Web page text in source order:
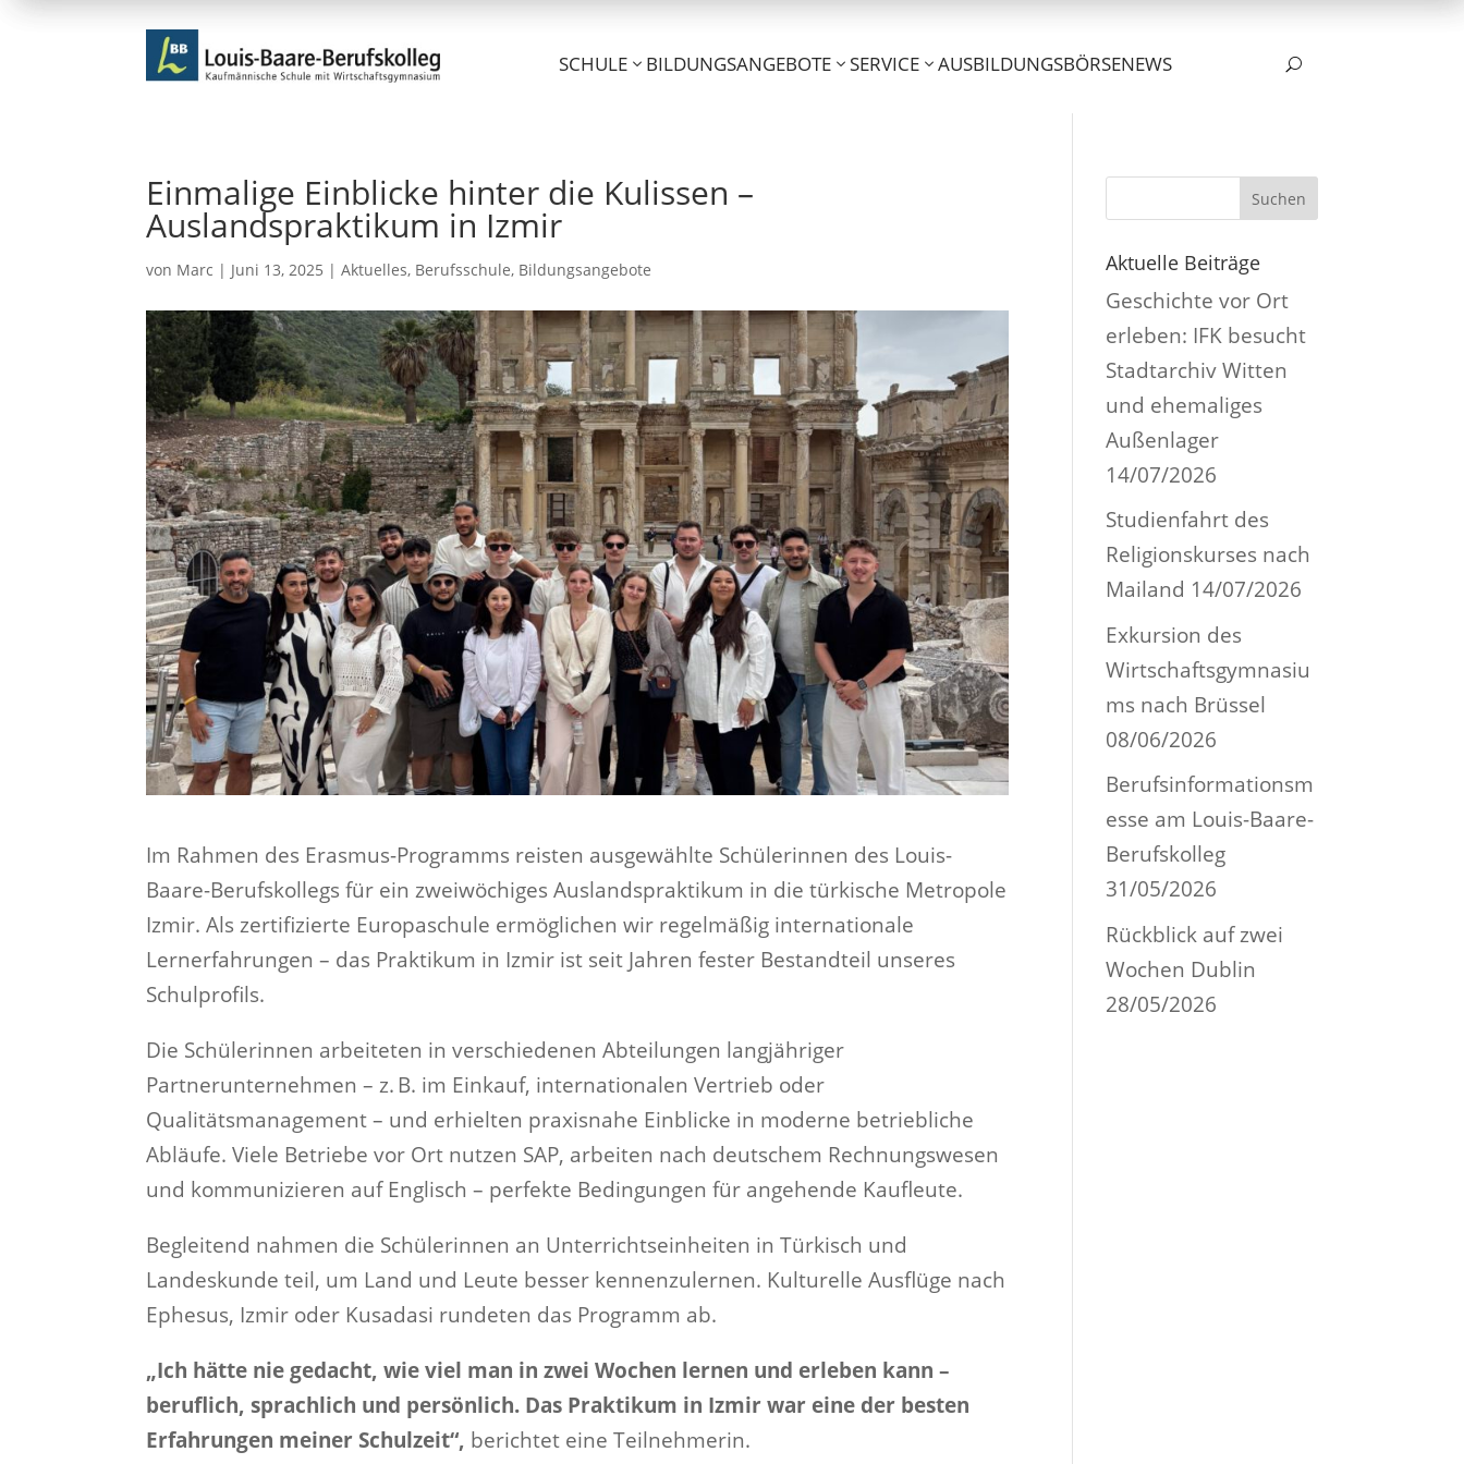
SCHULE BILDUNGSANGEBOTE SERVICE AUSBILDUNGSBÖRSENEWS U
Einmalige Einblicke hinter die Kulissen –
Auslandspraktikum in Izmir
von Marc | Juni 13, 2025 |Aktuelles, Berufsschule, Bildungsangebote
Im Rahmen des Erasmus-Programms reisten ausgewählte Schülerinnen des Louis-
Baare-Berufskollegs für ein zweiwöchiges Auslandspraktikum in die türkische Metropole
Izmir. Als zertifizierte Europaschule ermöglichen wir regelmäßig internationale
Lernerfahrungen – das Praktikum in Izmir ist seit Jahren fester Bestandteil unseres
Schulprofils.
Die Schülerinnen arbeiteten in verschiedenen Abteilungen langjähriger
Partnerunternehmen – z. B. im Einkauf, internationalen Vertrieb oder
Qualitätsmanagement – und erhielten praxisnahe Einblicke in moderne betriebliche
Abläufe. Viele Betriebe vor Ort nutzen SAP, arbeiten nach deutschem Rechnungswesen
und kommunizieren auf Englisch – perfekte Bedingungen für angehende Kaufleute.
Begleitend nahmen die Schülerinnen an Unterrichtseinheiten in Türkisch und
Landeskunde teil, um Land und Leute besser kennenzulernen. Kulturelle Ausflüge nach
Ephesus, Izmir oder Kusadasi rundeten das Programm ab.
„Ich hätte nie gedacht, wie viel man in zwei Wochen lernen und erleben kann –
beruflich, sprachlich und persönlich. Das Praktikum in Izmir war eine der besten
Erfahrungen meiner Schulzeit“, berichtet eine Teilnehmerin.
Suchen
Aktuelle Beiträge
Geschichte vor Ort
erleben: IFK besucht
Stadtarchiv Witten
und ehemaliges
Außenlager
14/07/2026
Studienfahrt des
Religionskurses nach
Mailand 14/07/2026
Exkursion des
Wirtschaftsgymnasiu
ms nach Brüssel
08/06/2026
Berufsinformationsm
esse am Louis-Baare-
Berufskolleg
31/05/2026
Rückblick auf zwei
Wochen Dublin
28/05/2026